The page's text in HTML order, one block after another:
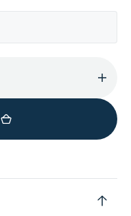
for
You
-